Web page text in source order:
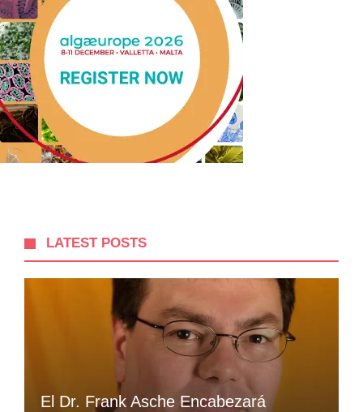
LATEST POSTS
El Dr. Frank Asche Encabezará